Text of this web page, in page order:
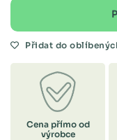
Přidat do
Cena přímo od
výrobce